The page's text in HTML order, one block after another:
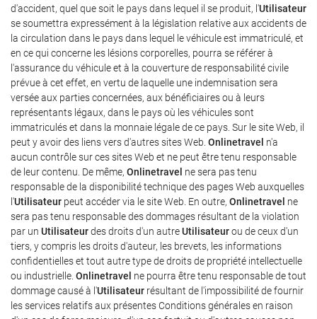
d'accident, quel que soit le pays dans lequel il se produit, l'Utilisateur
se soumettra expressément à la législation relative aux accidents de
la circulation dans le pays dans lequel le véhicule est immatriculé, et
en ce qui concerne les lésions corporelles, pourra se référer à
l'assurance du véhicule et à la couverture de responsabilité civile
prévue à cet effet, en vertu de laquelle une indemnisation sera
versée aux parties concernées, aux bénéficiaires ou à leurs
représentants légaux, dans le pays où les véhicules sont
immatriculés et dans la monnaie légale de ce pays. Sur le site Web, il
peut y avoir des liens vers d'autres sites Web. Onlinetravel n'a
aucun contrôle sur ces sites Web et ne peut être tenu responsable
de leur contenu. De même, Onlinetravel ne sera pas tenu
responsable de la disponibilité technique des pages Web auxquelles
l'Utilisateur peut accéder via le site Web. En outre, Onlinetravel ne
sera pas tenu responsable des dommages résultant de la violation
par un Utilisateurdes droits d'un autreUtilisateurou de ceux d'un
tiers, y compris les droits d'auteur, les brevets, les informations
confidentielles et tout autre type de droits de propriété intellectuelle
ou industrielle. Onlinetravel ne pourra être tenu responsable de tout
dommage causé à l'Utilisateur résultant de l'impossibilité de fournir
les services relatifs aux présentes Conditions générales en raison